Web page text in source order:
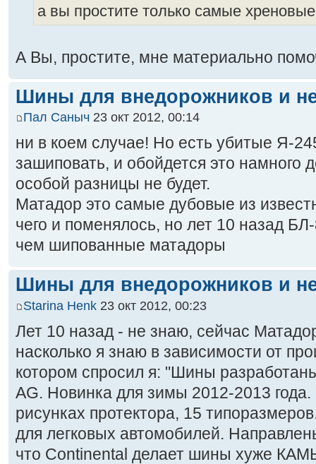
а вы простите только самые
А Вы, простите, мне материально
Шины для внедорожников и
Пал Саныч 23 окт 2012, 00:14
ни в коем случае! Но есть убитые Я-
зашиповать, и обойдется это намного
особой разницы не будет.
Матадор это самые дубовые из
чего и поменялось, но лет 10 назад
чем шипованные матадоры
Шины для внедорожников и
Starina Henk 23 окт 2012, 00:23
Лет 10 назад - не знаю, сейчас
насколько я знаю в зависимости от
котором спросил я: "Шины
AG. Новинка для зимы 2012-2013
рисунках протектора, 15
для легковых автомобилей.
что Continental делает шины хуже